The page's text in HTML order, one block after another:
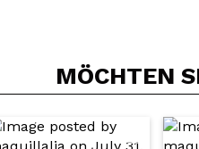
MÖCHTEN